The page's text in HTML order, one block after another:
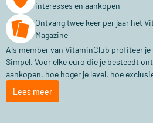
interesses en aankopen
Ontvang twee keer per jaar het
Magazine
Als member van VitaminClub profiteer
Simpel. Voor elke euro die je besteedt
aankopen, hoe hoger je level, hoe
Lees meer